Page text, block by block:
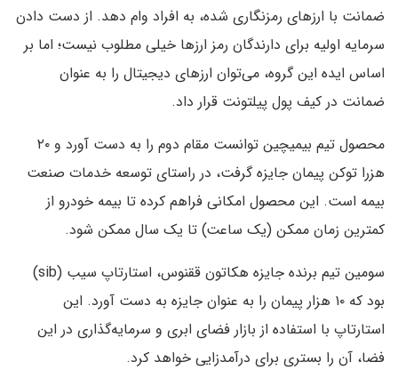
ضمانت با ارزهای رمزنگاری شده، به افراد وام دهد. از دست دادن
سرمایه اولیه برای دارندگان رمز ارزها خیلی مطلوب نیست؛ اما بر
اساس ایده این گروه، می‌توان ارزهای دیجیتال را به عنوان
ضمانت در کیف پول پیلتونت قرار داد.
محصول تیم بیمیچین توانست مقام دوم را به دست آورد و ۲۰
هزرا توکن پیمان جایزه گرفت، در راستای توسعه خدمات صنعت
بیمه است. این محصول امکانی فراهم کرده تا بیمه خودرو از
کمترین زمان ممکن (یک ساعت) تا یک سال ممکن شود.
سومین تیم برنده جایزه هکاتون ققنوس، استارتاپ سیب (sib)
بود که ۱۰ هزار پیمان را به عنوان جایزه به دست آورد. این
استارتاپ با استفاده از بازار فضای ابری و سرمایه‌گذاری در این
فضا، آن را بستری برای درآمدزایی خواهد کرد.